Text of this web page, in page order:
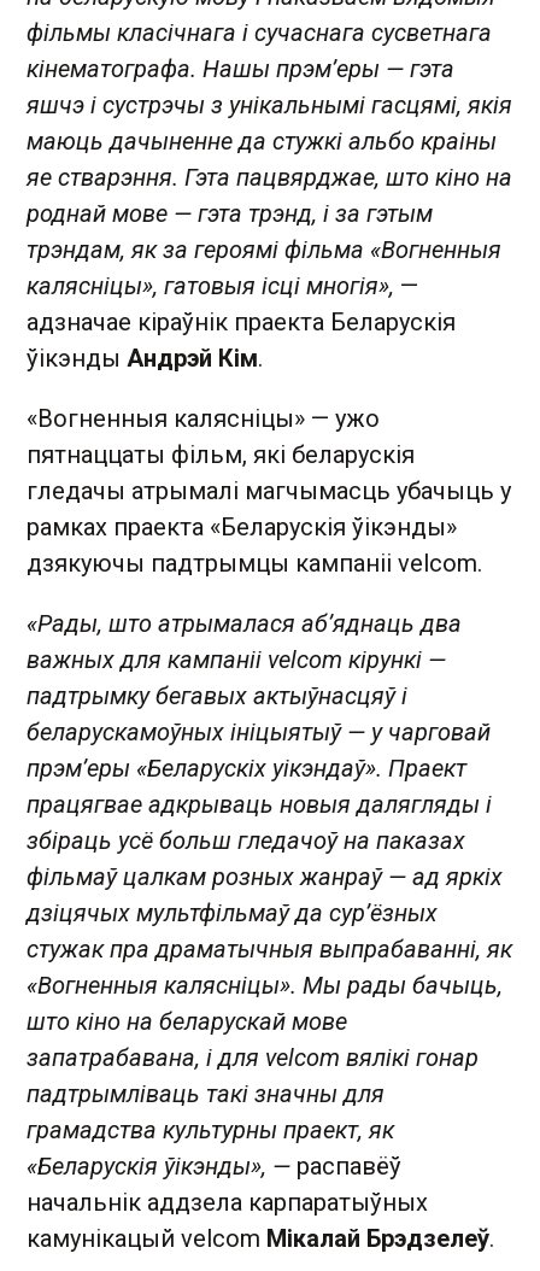
фільмы класічнага і сучаснага сусветнага
кінематографа. Нашы прэм’еры — гэта
яшчэ і сустрэчы з унікальнымі гасцямі, якія
маюць дачыненне да стужкі альбо краіны
яе стварэння. Гэта пацвярджае, што кіно на
роднай мове — гэта трэнд, і за гэтым
трэндам, як за героямі фільма «Вогненныя
калясніцы», гатовыя ісці многія», —
адзначае кіраўнік праекта Беларускія
ўікэнды Андрэй Кім.
«Вогненныя калясніцы» — ужо
пятнаццаты фільм, які беларускія
гледачы атрымалі магчымасць убачыць у
рамках праекта «Беларускія ўікэнды»
дзякуючы падтрымцы кампаніі velcom.
«Рады, што атрымалася аб’яднаць два
важных для кампаніі velcom кірункі —
падтрымку бегавых актыўнасцяў і
беларускамоўных ініцыятыў — у чарговай
прэм’еры «Беларускіх уікэндаў». Праект
працягвае адкрываць новыя далягляды і
збіраць усё больш гледачоў на паказах
фільмаў цалкам розных жанраў — ад яркіх
дзіцячых мультфільмаў да сур’ёзных
стужак пра драматычныя выпрабаванні, як
«Вогненныя калясніцы». Мы рады бачыць,
што кіно на беларускай мове
запатрабавана, і для velcom вялікі гонар
падтрымліваць такі значны для
грамадства культурны праект, як
«Беларускія ўікэнды», — распавёў
начальнік аддзела карпаратыўных
камунікацый velcom Мікалай Брэдзелеў.